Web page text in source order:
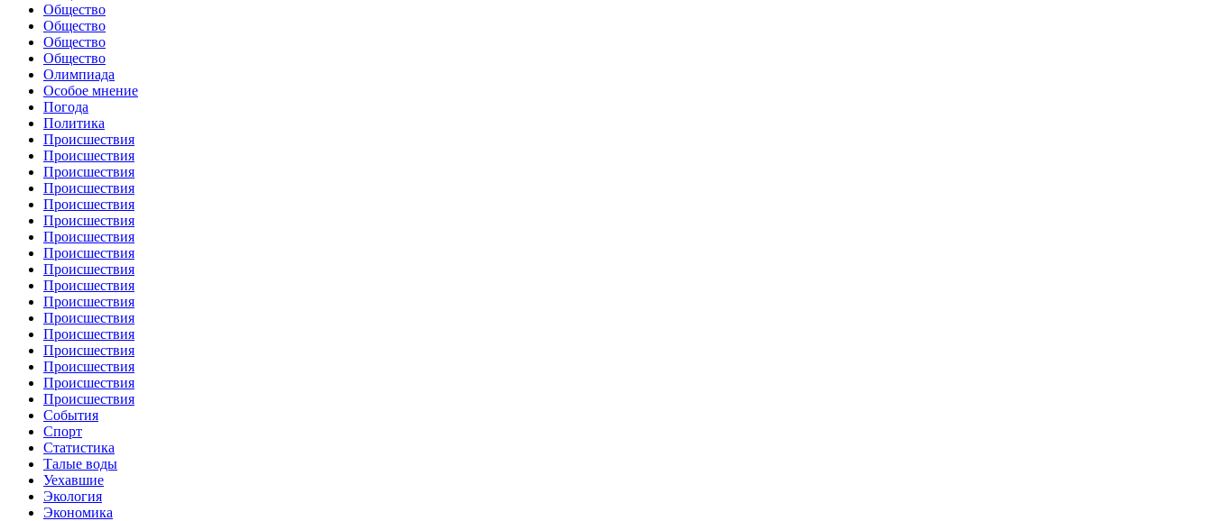
Общество
Общество
Общество
Общество
Олимпиада
Особое мнение
Погода
Политика
Происшествия
Происшествия
Происшествия
Происшествия
Происшествия
Происшествия
Происшествия
Происшествия
Происшествия
Происшествия
Происшествия
Происшествия
Происшествия
Происшествия
Происшествия
Происшествия
Происшествия
События
Спорт
Статистика
Талые воды
Уехавшие
Экология
Экономика